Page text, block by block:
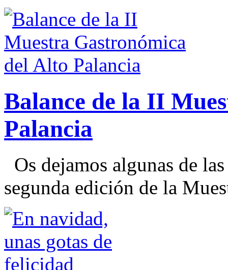
Balance de la II
Palancia
Os dejamos algunas de
segunda edición de la